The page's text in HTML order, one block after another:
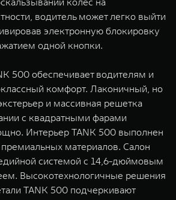
водитель может легко выйти
электронную блокировку
одной кнопки.
500 обеспечивает водителям и
комфорт. Лаконичный, но
и массивная решетка
с квадратными фарами
Интерьер TANK 500 выполнен
материалов. Салон
системой с 14,6-дюймовым
Высокотехнологичные решения
TANK 500 подчеркивают